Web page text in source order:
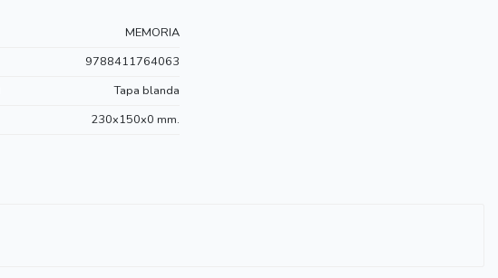
MEMORIA
9788411764063
Tapa blanda
230x150x0 mm.